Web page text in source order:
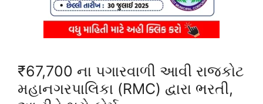
₹67,700 ના પગારવાળી આવી રાજકોટ
મહાનગરપાલિકા (RMC) દ્વારા ભરતી,